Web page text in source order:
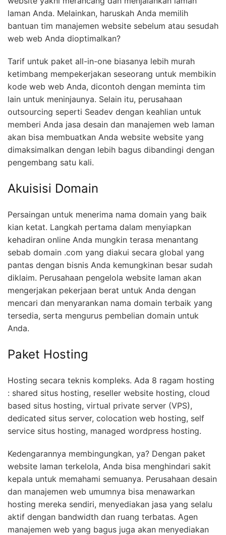
laman Anda. Melainkan, haruskah Anda memilih
bantuan tim manajemen website sebelum atau sesudah
web web Anda dioptimalkan?
Tarif untuk paket all-in-one biasanya lebih murah
ketimbang mempekerjakan seseorang untuk membikin
kode web web Anda, dicontoh dengan meminta tim
lain untuk meninjaunya. Selain itu, perusahaan
outsourcing seperti Seadev dengan keahlian untuk
memberi Anda jasa desain dan manajemen web laman
akan bisa membuatkan Anda website website yang
dimaksimalkan dengan lebih bagus dibandingi dengan
pengembang satu kali.
Akuisisi Domain
Persaingan untuk menerima nama domain yang baik
kian ketat. Langkah pertama dalam menyiapkan
kehadiran online Anda mungkin terasa menantang
sebab domain .com yang diakui secara global yang
pantas dengan bisnis Anda kemungkinan besar sudah
diklaim. Perusahaan pengelola website laman akan
mengerjakan pekerjaan berat untuk Anda dengan
mencari dan menyarankan nama domain terbaik yang
tersedia, serta mengurus pembelian domain untuk
Anda.
Paket Hosting
Hosting secara teknis kompleks. Ada 8 ragam hosting
: shared situs hosting, reseller website hosting, cloud
based situs hosting, virtual private server (VPS),
dedicated situs server, colocation web hosting, self
service situs hosting, managed wordpress hosting.
Kedengarannya membingungkan, ya? Dengan paket
website laman terkelola, Anda bisa menghindari sakit
kepala untuk memahami semuanya. Perusahaan desain
dan manajemen web umumnya bisa menawarkan
hosting mereka sendiri, menyediakan jasa yang selalu
aktif dengan bandwidth dan ruang terbatas. Agen
manajemen web yang bagus juga akan menyediakan